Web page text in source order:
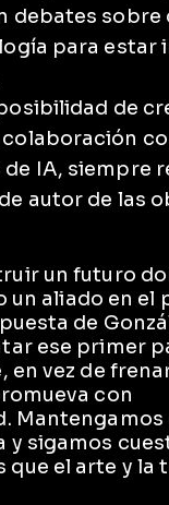
debates sobre
para estar
de
IA, siempre
autor de las
un futuro
un aliado en el
de
ese primer
en vez de
con
y sigamos
que el arte y la